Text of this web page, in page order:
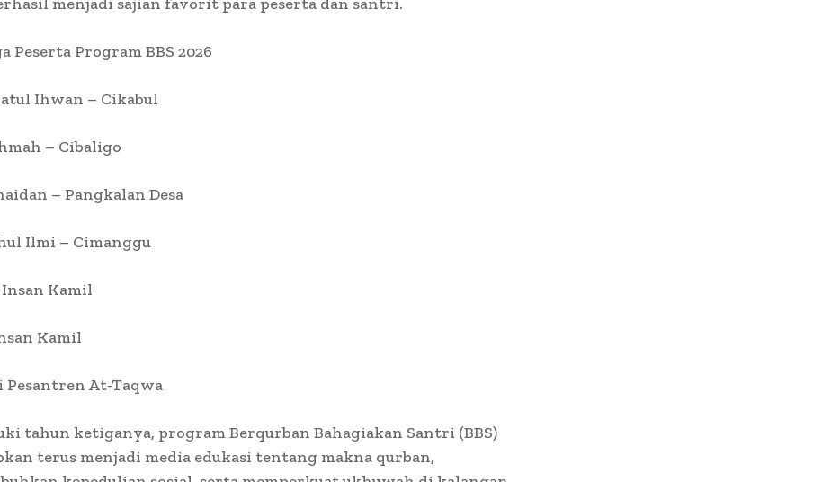
Peserta Program BBS 2026
Ihwan – Cikabul
– Cibaligo
– Pangkalan Desa
Ilmi – Cimanggu
Insan Kamil
Kamil
Pesantren At-Taqwa
tahun ketiganya, program Berqurban Bahagiakan Santri (BBS)
terus menjadi media edukasi tentang makna qurban,